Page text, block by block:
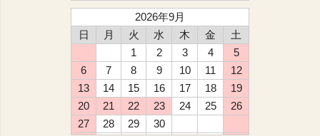
2026年9月
日
月 火 水 木 金
土
1
2 3 4
5
6
7 8 9 10 11
12
13
14 15 16 17 18
19
20
21 22 23 24 25
26
27
28 29
30